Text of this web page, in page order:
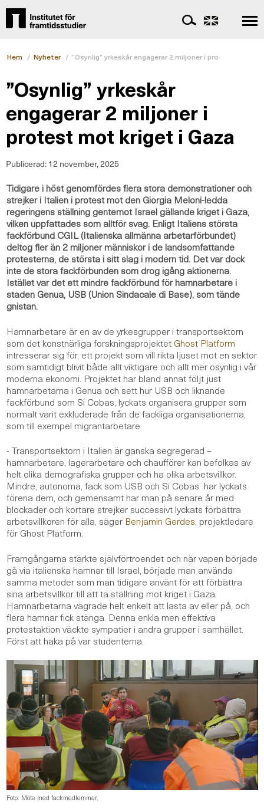
Hem / Nyheter / ”Osynlig” yrkeskår engagerar 2 miljoner i protest mot
”Osynlig” yrkeskår
engagerar 2 miljoner i
protest mot kriget i Gaza
Publicerad:12 november, 2025
Tidigare i höst genomfördes flera stora demonstrationer och
strejker i Italien i protest mot den Giorgia Meloni-ledda
regeringens ställning gentemot Israel gällande kriget i Gaza,
vilken uppfattades som alltför svag. Enligt Italiens största
fackförbund CGIL (Italienska allmänna arbetarförbundet)
deltog fler än 2 miljoner människor i de landsomfattande
protesterna, de största i sitt slag i modern tid. Det var dock
inte de stora fackförbunden som drog igång aktionerna.
Istället var det ett mindre fackförbund för hamnarbetare i
staden Genua, USB (Union Sindacale di Base), som tände
gnistan.
Hamnarbetare är en av de yrkesgrupper i transportsektorn
som det konstnärliga forskningsprojektet Ghost Platform
intresserar sig för, ett projekt som vill rikta ljuset mot en sektor
som samtidigt blivit både allt viktigare och allt mer osynlig i vår
moderna ekonomi. Projektet har bland annat följt just
hamnarbetarna i Genua och sett hur USB och liknande
fackförbund som Si Cobas, lyckats organisera grupper som
normalt varit exkluderade från de fackliga organisationerna,
som till exempel migrantarbetare.
- Transportsektorn i Italien är ganska segregerad –
hamnarbetare, lagerarbetare och chaufförer kan befolkas av
helt olika demografiska grupper och ha olika arbetsvillkor.
Mindre, autonoma, fack som USB och Si Cobas har lyckats
förena dem, och gemensamt har man på senare år med
blockader och kortare strejker successivt lyckats förbättra
arbetsvillkoren för alla, säger Benjamin Gerdes, projektledare
för Ghost Platform.
Framgångarna stärkte självförtroendet och när vapen började
gå via italienska hamnar till Israel, började man använda
samma metoder som man tidigare använt för att förbättra
sina arbetsvillkor till att ta ställning mot kriget i Gaza.
Hamnarbetarna vägrade helt enkelt att lasta av eller på, och
flera hamnar fick stänga. Denna enkla men effektiva
protestaktion väckte sympatier i andra grupper i samhället.
Först att haka på var studenterna.
Foto: Möte med fackmedlemmar.